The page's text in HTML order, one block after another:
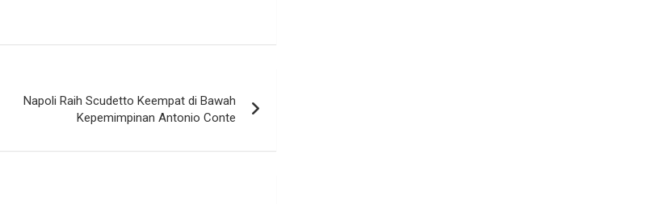
Napoli Raih Scudetto Keempat di Bawah
Kepemimpinan Antonio Conte